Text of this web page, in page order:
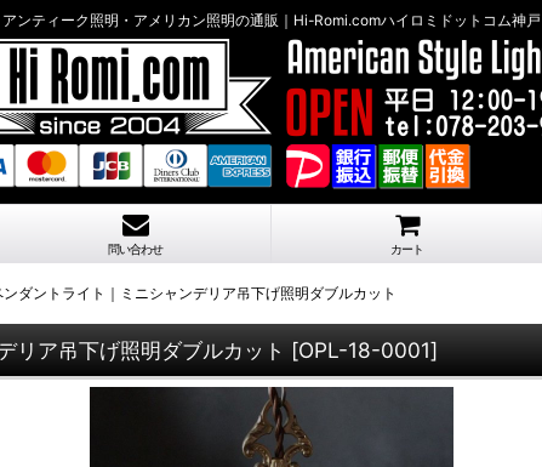
アンティーク照明・アメリカン照明の通販｜Hi-Romi.comハイロミドットコム神戸
問い合わせ カート
ダントライト｜ミニシャンデリア吊下げ照明ダブルカット
リア吊下げ照明ダブルカット [OPL-18-0001]